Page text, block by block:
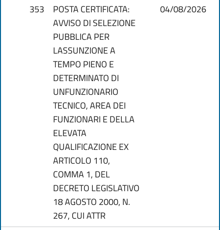
353
POSTA CERTIFICATA:
AVVISO DI SELEZIONE
PUBBLICA PER
LASSUNZIONE A
TEMPO PIENO E
DETERMINATO DI
UNFUNZIONARIO
TECNICO, AREA DEI
FUNZIONARI E DELLA
ELEVATA
QUALIFICAZIONE EX
ARTICOLO 110,
COMMA 1, DEL
DECRETO LEGISLATIVO
18 AGOSTO 2000, N.
267, CUI ATTR
04/08/2026